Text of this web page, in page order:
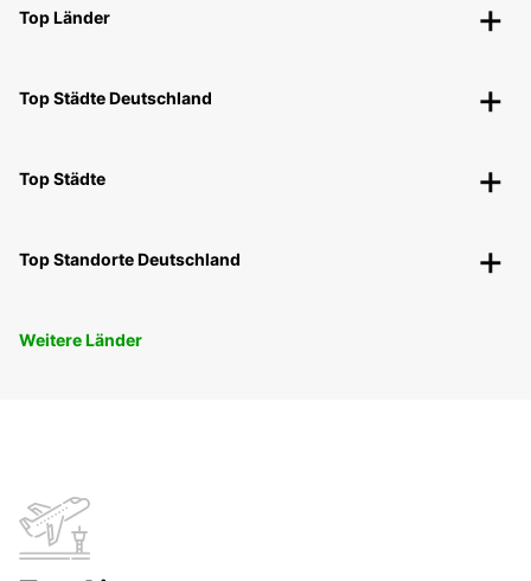
Top Länder
Top Städte Deutschland
Top Städte
Top Standorte Deutschland
Weitere Länder